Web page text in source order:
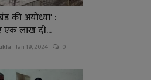
की अयोध्या' :
एक लाख दी...
Jan 19, 2024 0